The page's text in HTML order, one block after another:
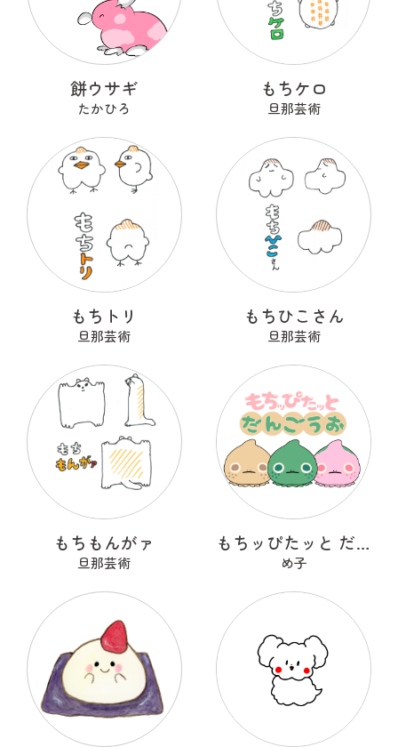
餅ウサギ
たかひろ
もちケロ
旦那芸術
もちトリ
旦那芸術
もちひこさん
旦那芸術
もちもんがァ
旦那芸術
もちッぴたッと だんごうお
め子